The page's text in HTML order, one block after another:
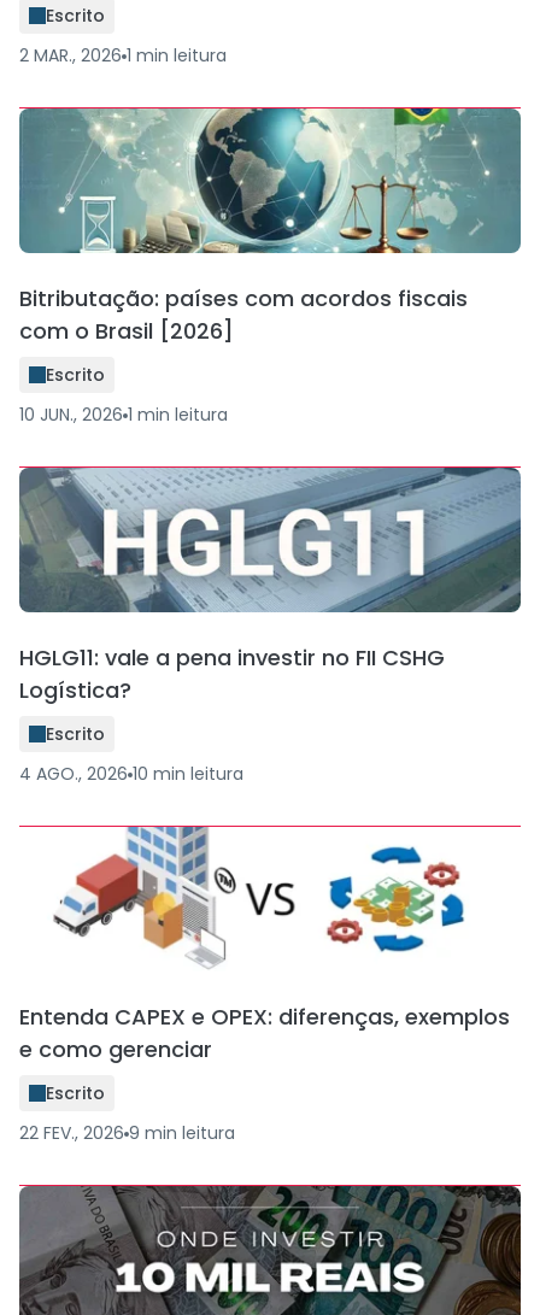
Escrito
2 MAR., 2026 1 min leitura
Bitributação: países com acordos fiscais
com o Brasil [2026]
Escrito
10 JUN., 2026 1 min leitura
HGLG11: vale a pena investir no FII CSHG
Logística?
Escrito
4 AGO., 2026 10 min leitura
Entenda CAPEX e OPEX: diferenças, exemplos
e como gerenciar
Escrito
22 FEV., 2026 9 min leitura